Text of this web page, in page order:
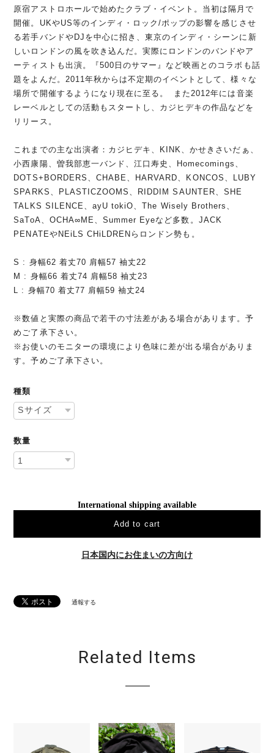
原宿アストロホールで始めたクラブ・イベント。当初は隔月で
開催。UKやUS等のインディ・ロック/ポップの影響を感じさせ
る若手バンドやDJを中心に招き、東京のインディ・シーンに新
しいロンドンの風を吹き込んだ。実際にロンドンのバンドやア
ーティストも出演。『500日のサマー』など映画とのコラボも話
題をよんだ。2011年秋からは不定期のイベントとして、様々な
場所で開催するようになり現在に至る。 また2012年には音楽
レーベルとしての活動もスタートし、カジヒデキの作品などを
リリース。
これまでの主な出演者：カジヒデキ、KINK、かせきさいだぁ、
小西康陽、曽我部恵一バンド、江口寿史、Homecomings、
DOTS+BORDERS、CHABE、HARVARD、KONCOS、LUBY
SPARKS、PLASTICZOOMS、RIDDIM SAUNTER、SHE
TALKS SILENCE、ayU tokiO、The Wisely Brothers、
SaToA、OCHA∞ME、Summer Eyeなど多数。JACK
PENATEやNEiLS CHiLDRENらロンドン勢も。
S : 身幅62 着丈70 肩幅57 袖丈22
M : 身幅66 着丈74 肩幅58 袖丈23
L : 身幅70 着丈77 肩幅59 袖丈24
※数値と実際の商品で若干の寸法差がある場合があります。予
めご了承下さい。
※お使いのモニターの環境により色味に差が出る場合がありま
す。予めご了承下さい。
種類
数量
International shipping available
Add to cart
日本国内にお住まいの方向け
通報する
Related Items